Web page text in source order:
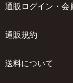
通販ログイン・会
通販規約
送料について